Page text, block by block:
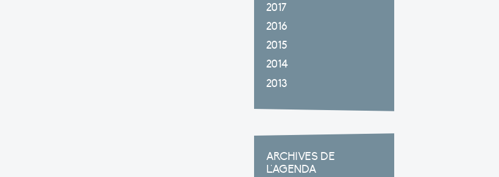
2017
2016
2015
2014
2013
ARCHIVES DE
L'AGENDA